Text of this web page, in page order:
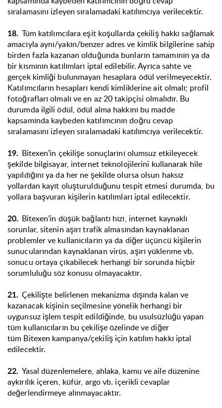
sıralamasını izleyen sıralamadaki katılımcıya verilecektir.
18. Tüm katılımcılara eşit koşullarda çekiliş hakkı sağlamak
amacıyla aynı/yakın/benzer adres ve kimlik bilgilerine sahip
birden fazla kazanan olduğunda bunların tamamının ya da
bir kısmının katılımları iptal edilebilir. Ayrıca sahte ve
gerçek kimliği bulunmayan hesaplara ödül verilmeyecektir.
Katılımcıların hesapları kendi kimliklerine ait olmalı; profil
fotoğrafları olmalı ve en az 20 takipçisi olmalıdır. Bu
durumda ilgili ödül, ödül alma hakkını bu madde
kapsamında kaybeden katılımcının doğru cevap
sıralamasını izleyen sıralamadaki katılımcıya verilecektir.
19. Bitexen’in çekilişe sonuçlarını olumsuz etkileyecek
şekilde bilgisayar, internet teknolojilerini kullanarak hile
yapıldığını ya da her ne şekilde olursa olsun haksız
yollardan kayıt oluşturulduğunu tespit etmesi durumda, bu
yollara başvuran kişilerin katılımları iptal edilecektir.
20. Bitexen’in düşük bağlantı hızı, internet kaynaklı
sorunlar, sitenin aşırı trafik almasından kaynaklanan
problemler ve kullanıcıların ya da diğer üçüncü kişilerin
sunucularından kaynaklanan virüs, aşırı yüklenme vb.
sonucu ortaya çıkabilecek herhangi bir sorunda hiçbir
sorumluluğu söz konusu olmayacaktır.
21. Çekilişte belirlenen mekanizma dışında kalan ve
kazanacak kişinin seçilmesine yönelik herhangi bir
uygunsuz işlem tespit edildiğinde, bu usulsüzlüğü yapan
tüm kullanıcıların bu çekilişe özelinde ve diğer
tüm Bitexen kampanya/çekiliş için katılım hakkı iptal
edilecektir.
22. Yasal düzenlemelere, ahlaka, kamu ve aile düzenine
aykırılık içeren, küfür, argo vb. içerikli cevaplar
değerlendirmeye alınmayacaktır.